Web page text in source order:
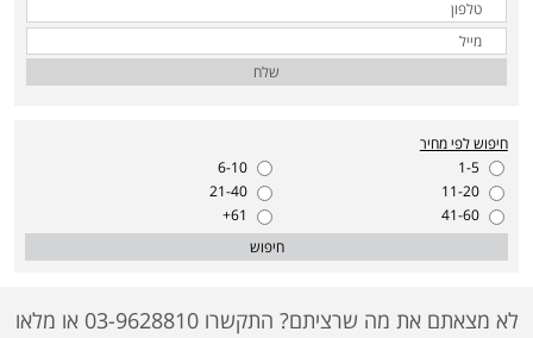
שלח
חיפוש לפי מחיר
1-5
6-10
11-20
21-40
41-60
61+
חיפוש
לא מצאתם את מה שרציתם? התקשרו 03-9628810 או מלאו